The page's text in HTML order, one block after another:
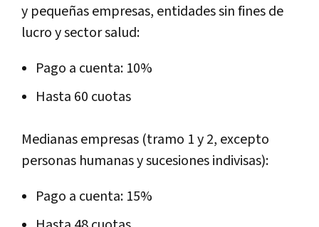
y pequeñas empresas, entidades sin fines de
lucro y sector salud:
Pago a cuenta: 10%
Hasta 60 cuotas
Medianas empresas (tramo 1 y 2, excepto
personas humanas y sucesiones indivisas):
Pago a cuenta: 15%